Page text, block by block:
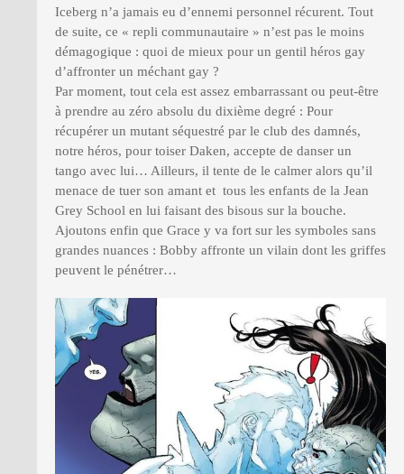
Iceberg n’a jamais eu d’ennemi personnel récurent. Tout
de suite, ce « repli communautaire » n’est pas le moins
démagogique : quoi de mieux pour un gentil héros gay
d’affronter un méchant gay ?
Par moment, tout cela est assez embarrassant ou peut-être
à prendre au zéro absolu du dixième degré : Pour
récupérer un mutant séquestré par le club des damnés,
notre héros, pour toiser Daken, accepte de danser un
tango avec lui… Ailleurs, il tente de le calmer alors qu’il
menace de tuer son amant et tous les enfants de la Jean
Grey School en lui faisant des bisous sur la bouche.
Ajoutons enfin que Grace y va fort sur les symboles sans
grandes nuances : Bobby affronte un vilain dont les griffes
peuvent le pénétrer…